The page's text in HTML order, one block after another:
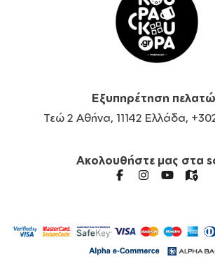
Εξυπηρέτηση
Τεώ 2 Αθήνα, 11142 Ελλάδα,
Ακολουθήστε μας στα